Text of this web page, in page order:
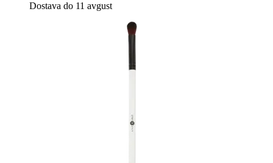
Dostava do 11 avgust